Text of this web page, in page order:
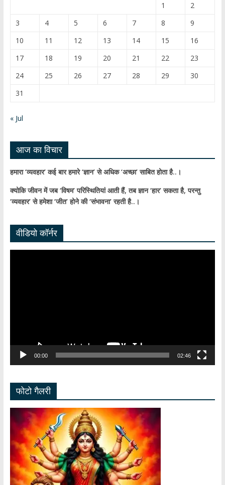
b
e
C
h
a
1
2
3
4 5 6 7 8
9
10
11 12 13 14 15
16
17
18 19 20 21 22
23
24
25 26 27 28 29
30
31
« Jul
आज का विचार
हमारा ‘व्यवहार’ कई बार हमारे ‘ज्ञान’ से अधिक ‘अच्छा’ साबित होता है..।
क्योकि जीवन में जब ‘विषम’ परिस्थितियां आती हैं,तब ज्ञान ‘हार’ सकता है,परन्तु
‘व्यवहार’ से हमेशा ‘जीत’ होने की ‘संभावना’ रहती है..।
वीडियो कॉर्नर
00:00 02:46
फोटो गैलरी